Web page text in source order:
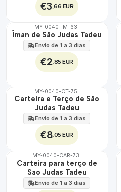
€3 ,66 EUR
🇵🇹
100%
MY-0040-IM-63
Íman de São Judas Tadeu
Envio de 1 a 3 dias
€2 ,85 EUR
🇵🇹
MY-0040-CT-75
Carteira e Terço de São
Judas Tadeu
Envio de 1 a 3 dias
€8,05 EUR
🇵🇹
100%
MY-0040-CAR-73
Carteira para terço de
São Judas Tadeu
Envio de 1 a 3 dias